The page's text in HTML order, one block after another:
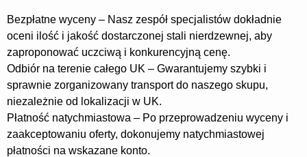
Bezpłatne wyceny – Nasz zespół specjalistów dokładnie
oceni ilość i jakość dostarczonej stali nierdzewnej, aby
zaproponować uczciwą i konkurencyjną cenę.
Odbiór na terenie całego UK – Gwarantujemy szybki i
sprawnie zorganizowany transport do naszego skupu,
niezależnie od lokalizacji w UK.
Płatność natychmiastowa – Po przeprowadzeniu wyceny i
zaakceptowaniu oferty, dokonujemy natychmiastowej
płatności na wskazane konto.